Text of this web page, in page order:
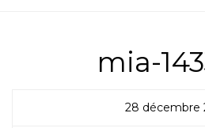
mia-
28 décembre